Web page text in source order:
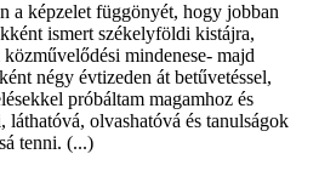
a képzelet függönyét, hogy jobban
ismert székelyföldi kistájra,
mindenese- majd
négy évtizeden át betűvetéssel,
próbáltam magamhoz és
olvashatóvá és tanulságok
tenni. (...)